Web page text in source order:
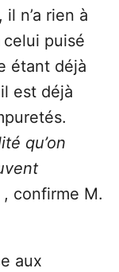
n’a rien à
puisé
étant déjà
est déjà
qu’on
, confirme M.
aux